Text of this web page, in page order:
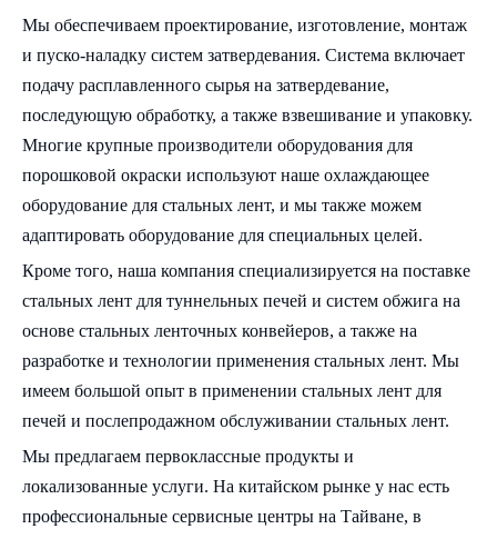
Мы обеспечиваем проектирование, изготовление, монтаж
и пуско-наладку систем затвердевания. Система включает
подачу расплавленного сырья на затвердевание,
последующую обработку, а также взвешивание и упаковку.
Многие крупные производители оборудования для
порошковой окраски используют наше охлаждающее
оборудование для стальных лент, и мы также можем
адаптировать оборудование для специальных целей.
Кроме того, наша компания специализируется на поставке
стальных лент для туннельных печей и систем обжига на
основе стальных ленточных конвейеров, а также на
разработке и технологии применения стальных лент. Мы
имеем большой опыт в применении стальных лент для
печей и послепродажном обслуживании стальных лент.
Мы предлагаем первоклассные продукты и
локализованные услуги. На китайском рынке у нас есть
профессиональные сервисные центры на Тайване, в